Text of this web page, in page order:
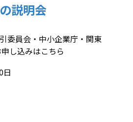
説明会
委員会・中小企業庁・関東
し込みはこちら
日